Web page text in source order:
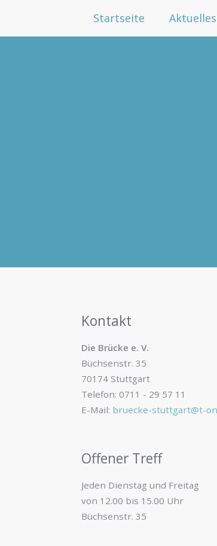
Startseite Aktuelles
Kontakt
Die Brücke e. V.
Büchsenstr. 35
70174 Stuttgart
Telefon: 0711 - 29 57 11
E-Mail: bruecke-stuttgart@t-
Offener Treff
Jeden Dienstag und Freitag
von 12.00 bis 15.00 Uhr
Büchsenstr. 35